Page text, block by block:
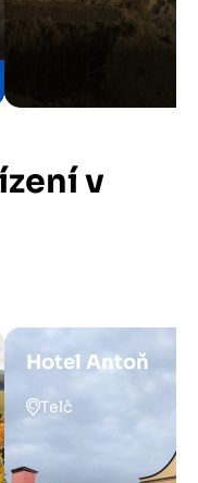
v
Hotel Antoň
Telč